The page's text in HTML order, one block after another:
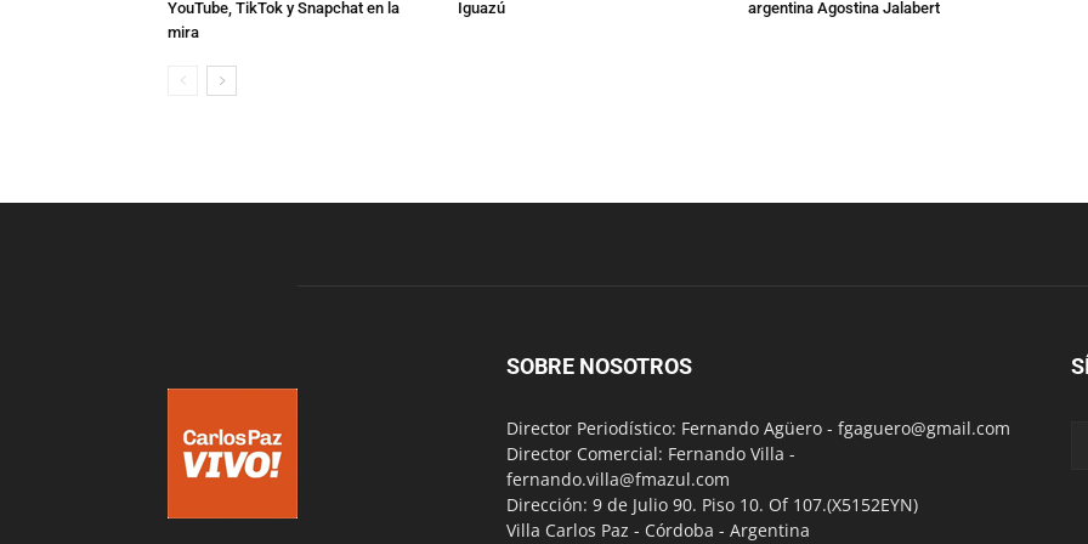
YouTube, TikTok y Snapchat en la
mira
Iguazú
argentina Agostina Jalabert
SOBRE NOSOTROS
Director Periodístico: Fernando Agüero - fgaguero@gmail.com
Director Comercial: Fernando Villa -
fernando.villa@fmazul.com
Dirección: 9 de Julio 90. Piso 10. Of 107.(X5152EYN)
Villa Carlos Paz - Córdoba - Argentina